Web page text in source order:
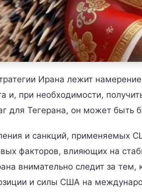
Ирана лежит
и, при необходимости,
для Тегерана, он может быть
и санкций, применяемых
факторов, влияющих на
внимательно следит за
и силы США на